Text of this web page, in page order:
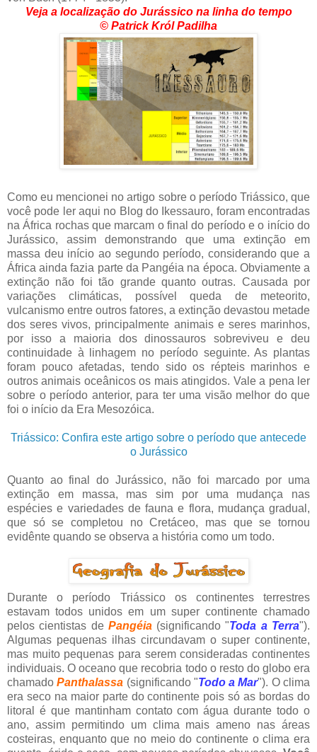
Veja a localização do Jurássico na linha do tempo
© Patrick Król Padilha
Como eu mencionei no artigo sobre o período Triássico, que
você pode ler aqui no Blog do Ikessauro, foram encontradas
na África rochas que marcam o final do período e o início do
Jurássico, assim demonstrando que uma extinção em
massa deu início ao segundo período, considerando que a
África ainda fazia parte da Pangéia na época. Obviamente a
extinção não foi tão grande quanto outras. Causada por
variações climáticas, possível queda de meteorito,
vulcanismo entre outros fatores, a extinção devastou metade
dos seres vivos, principalmente animais e seres marinhos,
por isso a maioria dos dinossauros sobreviveu e deu
continuidade à linhagem no período seguinte. As plantas
foram pouco afetadas, tendo sido os répteis marinhos e
outros animais oceânicos os mais atingidos. Vale a pena ler
sobre o período anterior, para ter uma visão melhor do que
foi o início da Era Mesozóica.
Triássico: Confira este artigo sobre o período que antecede
o Jurássico
Quanto ao final do Jurássico, não foi marcado por uma
extinção em massa, mas sim por uma mudança nas
espécies e variedades de fauna e flora, mudança gradual,
que só se completou no Cretáceo, mas que se tornou
evidênte quando se observa a história como um todo.
Durante o período Triássico os continentes terrestres
estavam todos unidos em um super continente chamado
pelos cientistas de Pangéia(significando "Toda a Terra").
Algumas pequenas ilhas circundavam o super continente,
mas muito pequenas para serem consideradas continentes
individuais. O oceano que recobria todo o resto do globo era
chamadoPanthalassa (significando "Todo a Mar"). O clima
era seco na maior parte do continente pois só as bordas do
litoral é que mantinham contato com água durante todo o
ano, assim permitindo um clima mais ameno nas áreas
costeiras, enquanto que no meio do continente o clima era